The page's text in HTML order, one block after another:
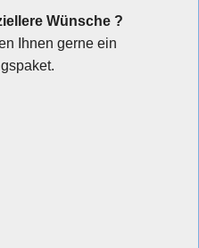
Wünsche ?
Ihnen gerne ein